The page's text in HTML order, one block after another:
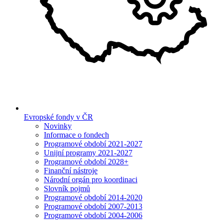
Evropské fondy v ČR
Novinky
Informace o fondech
Programové období 2021-2027
Unijní programy 2021-2027
Programové období 2028+
Finanční nástroje
Národní orgán pro koordinaci
Slovník pojmů
Programové období 2014-2020
Programové období 2007-2013
Programové období 2004-2006